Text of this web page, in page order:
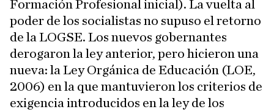
Formación Profesional inicial). La vuelta al
poder de los socialistas no supuso el retorno
de la LOGSE. Los nuevos gobernantes
derogaron la ley anterior, pero hicieron una
nueva: la Ley Orgánica de Educación (LOE,
2006) en la que mantuvieron los criterios de
exigencia introducidos en la ley de los